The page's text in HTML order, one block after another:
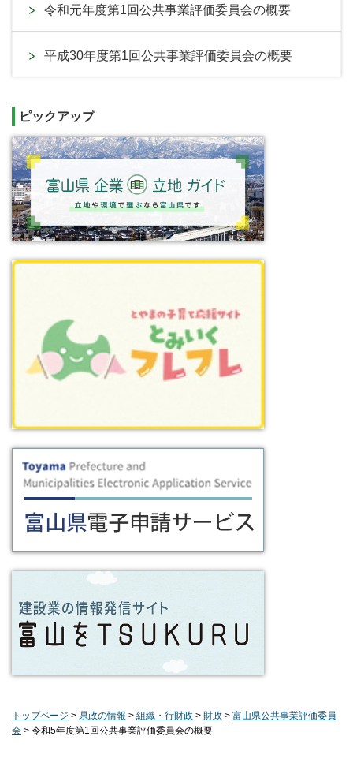
令和元年度第1回公共事業評価委員会の概要
平成30年度第1回公共事業評価委員会の概要
ピックアップ
トップページ > 県政の情報 > 組織・行財政 > 財政 > 富山県公共事業評価委員
会 > 令和5年度第1回公共事業評価委員会の概要